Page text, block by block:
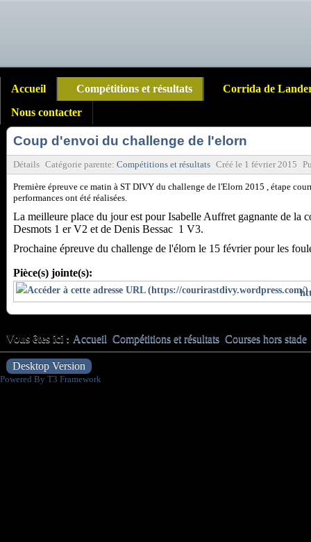
Accueil Compétitions et résultats
Corrida de
Nous contacter
Coup d'envoi du challenge de l'elorn
Détails Catégorie parente: Compétitions et résultats Créé le 1 février 2015
Première épreuve ce matin à ST DIVY du challenge de l'Elorn 2015 , étape
performances ont été réalisées.
La meilleure place du jour est pour Isabelle Auffret gagnante de la
Desmots 1 er V2 et de Denis Bessac 1 V3.
Prochaine épreuve du challenge de l'élorn le 15 février pour les
Pièce(s) jointe(s):
Vous êtes ici : Accueil Compétitions et résultats Courses hors stade
Desktop Version
Powered By T3 Framework